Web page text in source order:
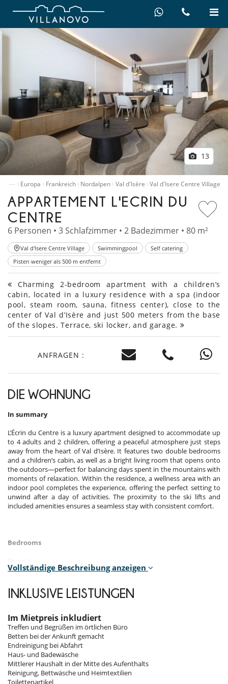
13
… Europa Frankreich Nordalpen Val d'Isère Val d'Isere Centre Village
APPARTEMENT L'ECRIN DU
CENTRE
6 Personen • 3 Schlafzimmer • 2 Badezimmer • 80 m²
Val d'Isere Centre Village Swimmingpool
Self catering
Pisten weniger als 500 m entfernt
Charming 2-bedroom apartment with a children’s
cabin, located in a luxury residence with a spa (indoor
pool, steam room, sauna, fitness center), close to the
center of Val d’Isère and just 500 meters from the base
of the slopes. Terrace, ski locker, and garage.
ANFRAGEN :
DIE WOHNUNG
In summary
L’Écrin du Centre is a luxury apartment designed to accommodate up
to 4 adults and 2 children, offering a peaceful atmosphere just steps
away from the heart of Val d’Isère. It features two double bedrooms
and a children’s cabin, as well as a bright living room that opens onto
the outdoors—perfect for balancing days spent in the mountains with
moments of relaxation. Within the residence, a wellness area with an
indoor pool completes the experience, offering the perfect setting to
unwind after a day of activities. The proximity to the ski lifts and
included amenities ensures a seamless stay with consistent comfort.
Bedrooms
Room. This bedroom has 1 double bed 190 cm. , with shower, 1
Room 2
washbasin. This bedroom includes also private terrace, WC.
Room 3
Room. This bedroom has 1 bunk beds 90 cm.
Indoors
Vollständige Beschreibung anzeigen
INKLUSIVE LEISTUNGEN
Im Mietpreis inkludiert
Treffen und Begrüßen im örtlichen Büro
Betten bei der Ankunft gemacht
Endreinigung bei Abfahrt
Haus- und Badewäsche
Mittlerer Haushalt in der Mitte des Aufenthalts
Reinigung, Bettwäsche und Heimtextilien
Toilettenartikel